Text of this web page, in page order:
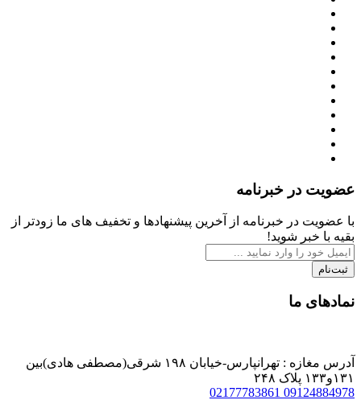
عضویت در خبرنامه
با عضویت در خبرنامه از آخرین پیشنهادها و تخفیف های ما زودتر از
بقیه با خبر شوید!
ثبت‌نام
نمادهای ما
آدرس مغازه : تهرانپارس-خیابان ۱۹۸ شرقی(مصطفی هادی)بین
۱۳۱و۱۳۳ پلاک ۲۴۸
09124884978
02177783861